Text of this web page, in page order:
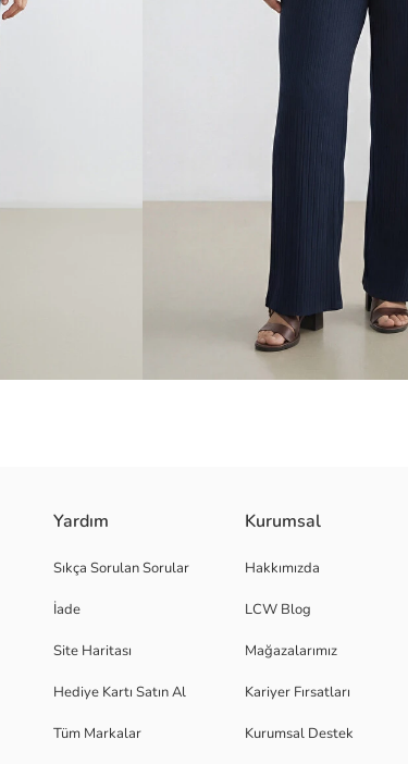
Yardım
Sıkça Sorulan Sorular
İade
Site Haritası
Hediye Kartı Satın Al
Tüm Markalar
Kurumsal
Hakkımızda
LCW Blog
Mağazalarımız
Kariyer Fırsatları
Kurumsal Destek